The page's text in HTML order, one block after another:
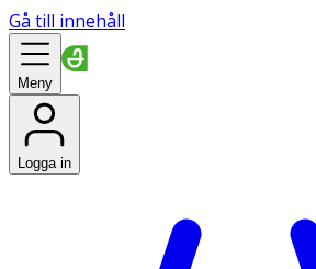
Gå till innehåll
Meny
Logga in